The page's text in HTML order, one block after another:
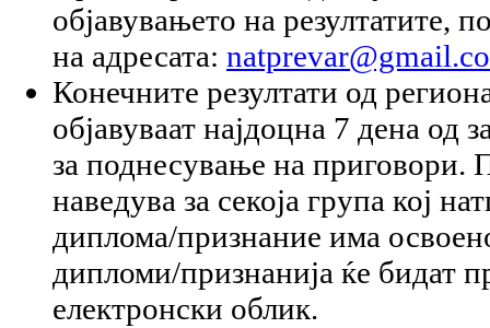
објавувањето на резултатите,
на адресата:
Конечните резултати од
објавуваат најдоцна 7 дена од
за поднесување на приговори.
наведува за секоја група кој
диплома/признание има
дипломи/признанија ќе бидат
електронски облик.